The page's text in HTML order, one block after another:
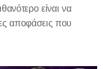
είναι να
αποφάσεις που